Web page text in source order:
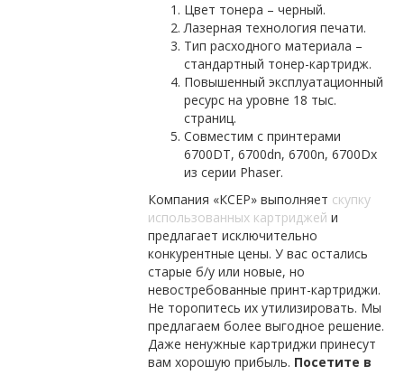
Цвет тонера – черный.
Лазерная технология печати.
Тип расходного материала –
стандартный тонер-картридж.
Повышенный эксплуатационный
ресурс на уровне 18 тыс.
страниц.
Совместим с принтерами
6700DT, 6700dn, 6700n, 6700Dx
из серии Phaser.
Компания «КСЕР» выполняет скупку
использованных картриджей и
предлагает исключительно
конкурентные цены. У вас остались
старые б/у или новые, но
невостребованные принт-картриджи.
Не торопитесь их утилизировать. Мы
предлагаем более выгодное решение.
Даже ненужные картриджи принесут
вам хорошую прибыль. Посетите в